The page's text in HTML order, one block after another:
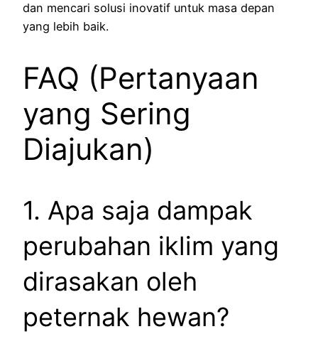
dan mencari solusi inovatif untuk masa depan
yang lebih baik.
FAQ (Pertanyaan
yang Sering
Diajukan)
1. Apa saja dampak
perubahan iklim yang
dirasakan oleh
peternak hewan?